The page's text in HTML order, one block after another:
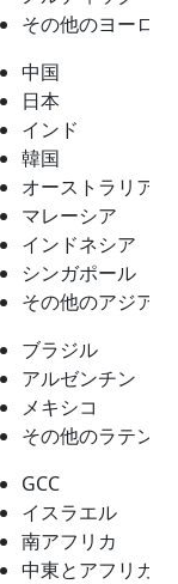
その他のヨーロ
中国
日本
インド
韓国
オーストラリア
マレーシア
インドネシア
シンガポール
その他のアジア
ブラジル
アルゼンチン
メキシコ
その他のラテン
GCC
イスラエル
南アフリカ
中東とアフリカ